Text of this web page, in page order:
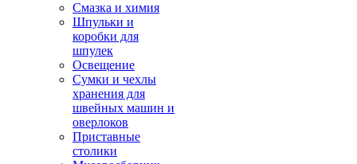
Смазка и химия
Шпульки и
коробки для
шпулек
Освещение
Сумки и чехлы
хранения для
швейных машин и
оверлоков
Приставные
столики